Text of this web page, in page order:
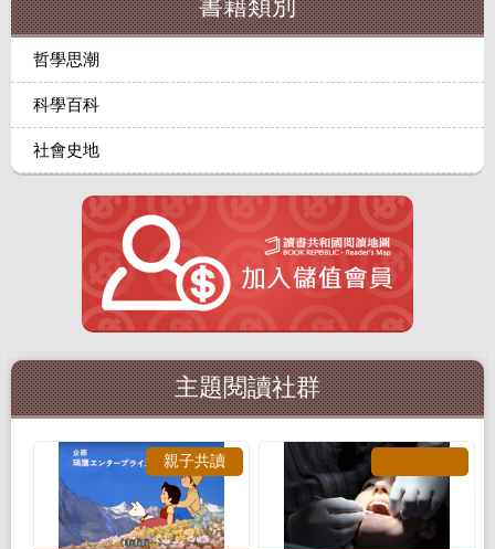
書籍類別
哲學思潮
科學百科
社會史地
主題閱讀社群
親子共讀